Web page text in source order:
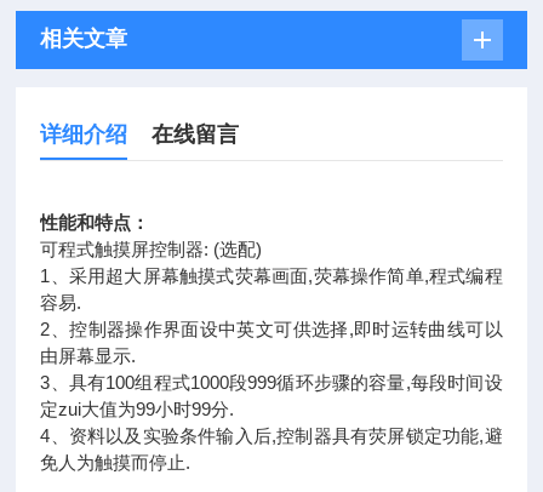
相关文章
详细介绍 在线留言
性能和特点：
可程式触摸屏控制器: (选配)
1、采用超大屏幕触摸式荧幕画面,荧幕操作简单,程式编程
容易.
2、控制器操作界面设中英文可供选择,即时运转曲线可以
由屏幕显示.
3、具有100组程式1000段999循环步骤的容量,每段时间设
定zui大值为99小时99分.
4、资料以及实验条件输入后,控制器具有荧屏锁定功能,避
免人为触摸而停止.